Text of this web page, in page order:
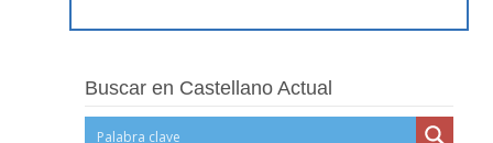
Buscar en Castellano Actual